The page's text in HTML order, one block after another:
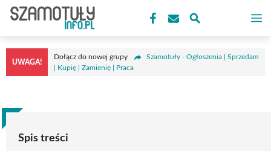
Przejdź
treści
UWAGA!
Dołącz do nowej grupy
Szamotuły - Ogłoszenia | Sprzedam
| Kupię | Zamienię | Praca
Spis treści